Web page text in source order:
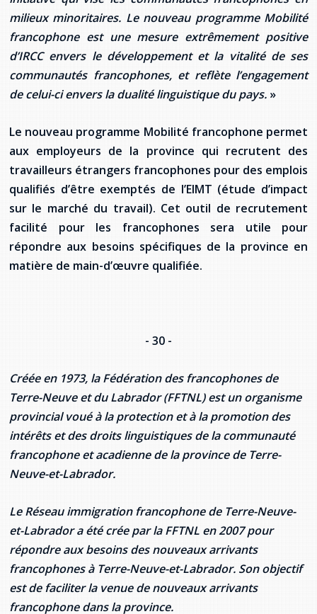
milieux minoritaires. Le nouveau programme Mobilité
francophone est une mesure extrêmement positive
d’IRCC envers le développement et la vitalité de ses
communautés francophones, et reflète l’engagement
de celui-ci envers la dualité linguistique du pays. »
Le nouveau programme Mobilité francophone permet
aux employeurs de la province qui recrutent des
travailleurs étrangers francophones pour des emplois
qualifiés d’être exemptés de l’EIMT (étude d’impact
sur le marché du travail). Cet outil de recrutement
facilité pour les francophones sera utile pour
répondre aux besoins spécifiques de la province en
matière de main-d’œuvre qualifiée.
- 30 -
Créée en 1973, la Fédération des francophones de
Terre-Neuve et du Labrador (FFTNL) est un organisme
provincial voué à la protection et à la promotion des
intérêts et des droits linguistiques de la communauté
francophone et acadienne de la province de Terre-
Neuve-et-Labrador.
Le Réseau immigration francophone de Terre-Neuve-
et-Labrador a été crée par la FFTNL en 2007 pour
répondre aux besoins des nouveaux arrivants
francophones à Terre-Neuve-et-Labrador. Son objectif
est de faciliter la venue de nouveaux arrivants
francophone dans la province.